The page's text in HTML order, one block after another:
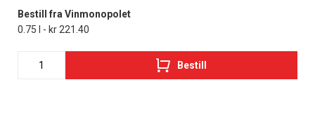
Bestill fra Vinmonopolet
0.75 l - kr 221.40
Bestill